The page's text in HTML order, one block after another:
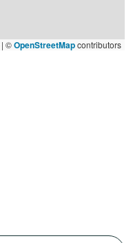
| ©OpenStreetMapcontributors